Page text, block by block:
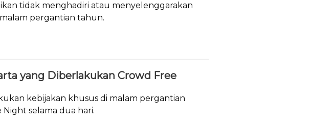
tidak menghadiri atau menyelenggarakan
pergantian tahun.
yang Diberlakukan Crowd Free
kebijakan khusus di malam pergantian
selama dua hari.